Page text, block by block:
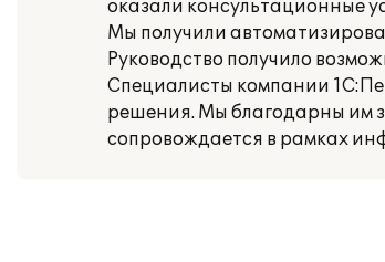
оказали консультационные
Мы получили
Руководство получило
Специалисты компании
решения. Мы благодарны им
сопровождается в рамках